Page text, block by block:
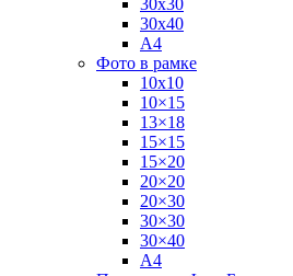
30х30
30х40
А4
Фото в рамке
10х10
10×15
13×18
15×15
15×20
20×20
20×30
30×30
30×40
A4